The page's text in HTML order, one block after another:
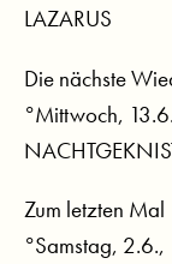
LAZARUS
Die nächste
°Mittwoch,
Zum letzten Mal
°Samstag,